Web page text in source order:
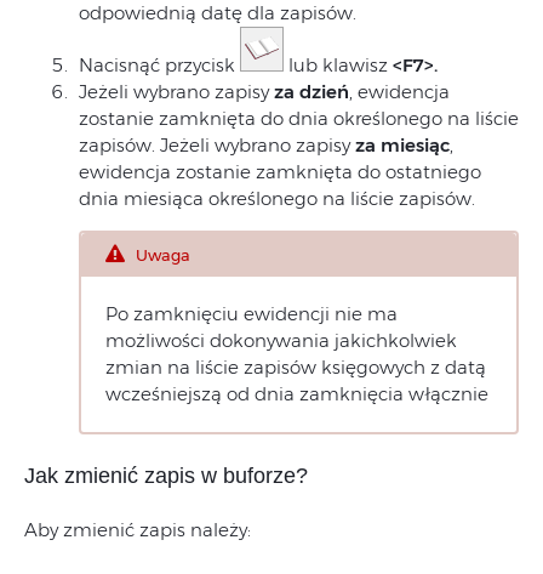
odpowiednią datę dla zapisów.
Nacisnąć przycisk lub klawisz <F7>.
Jeżeli wybrano zapisyza dzień, ewidencja
zostanie zamknięta do dnia określonego na liście
zapisów. Jeżeli wybrano zapisyza miesiąc,
ewidencja zostanie zamknięta do ostatniego
dnia miesiąca określonego na liście zapisów.
Uwaga
Po zamknięciu ewidencji nie ma
możliwości dokonywania jakichkolwiek
zmian na liście zapisów księgowych z datą
wcześniejszą od dnia zamknięcia włącznie
Jak zmienić zapis w buforze?
Aby zmienić zapis należy: